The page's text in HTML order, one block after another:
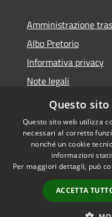
Amministrazione
Albo Pretorio
Informativa privacy
Note legali
Dichiarazione di
Accessibilità
Questo
Questo sito web utilizza
necessari al corretto
nonché un cookie
informazioni
Per maggiori dettagli, può
ACCETTA